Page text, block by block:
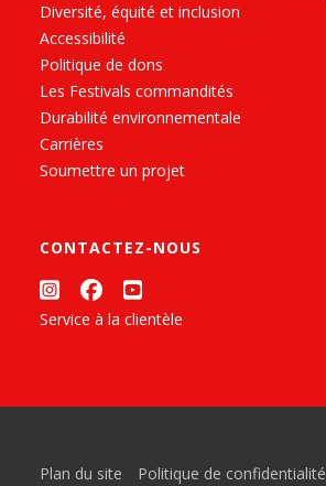
Diversité, équité et inclusion
Accessibilité
Politique de dons
Les Festivals commandités
Durabilité environnementale
Carrières
Soumettre un projet
CONTACTEZ-NOUS
Service à la clientèle
Plan du site Politique de confidentialité